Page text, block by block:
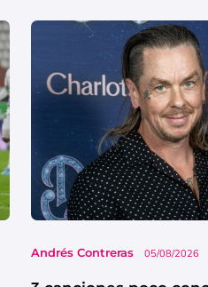
Andrés Contreras 05/08/2026